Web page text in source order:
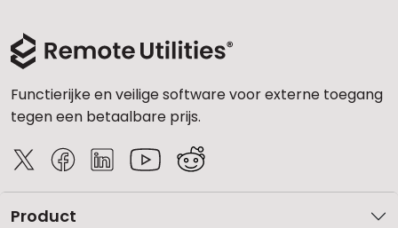
Functierijke en veilige software voor externe toegang
tegen een betaalbare prijs.
Product